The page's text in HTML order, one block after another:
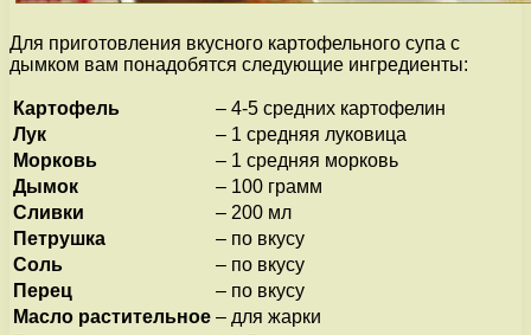
Для приготовления вкусного картофельного супа с
дымком вам понадобятся следующие ингредиенты:
Картофель
– 4-5 средних картофелин
Лук
– 1 средняя луковица
Морковь
– 1 средняя морковь
Дымок
– 100 грамм
Сливки
– 200 мл
Петрушка
– по вкусу
Соль
– по вкусу
Перец
– по вкусу
Масло растительное – для жарки